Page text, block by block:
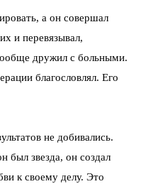
а он совершал
и перевязывал,
дружил с больными.
благословлял. Его
не добивались.
был звезда, он создал
к своему делу. Это